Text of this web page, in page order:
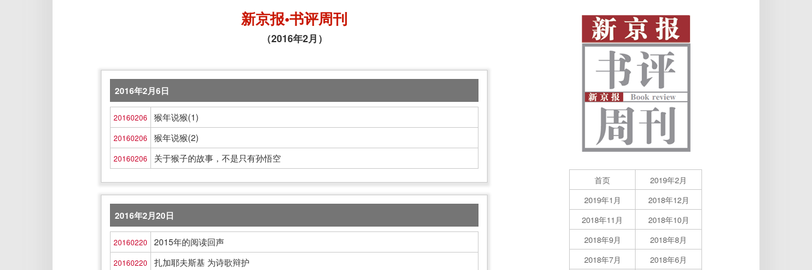
新京报•书评周刊
（2016年2月）
2016年2月6日
20160206 猴年说猴(1)
20160206 猴年说猴(2)
20160206 关于猴子的故事，不是只有孙悟空
2016年2月20日
20160220 2015年的阅读回声
20160220 扎加耶夫斯基 为诗歌辩护
首页
2019年2月
2019年1月
2018年12月
2018年11月
2018年10月
2018年9月
2018年8月
2018年7月
2018年6月